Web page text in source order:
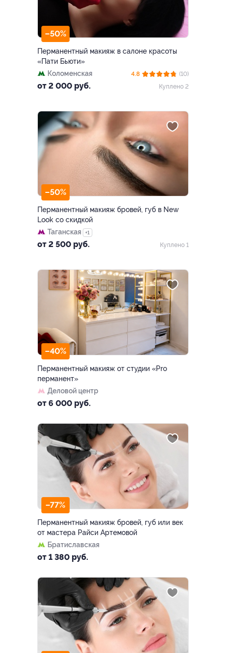
–50%
Перманентный макияж в салоне красоты
«Пати Бьюти»
Коломенская
от 2 000 руб.
4.8
(10)
Куплено 2
–50%
Перманентный макияж бровей, губ в New
Look со скидкой
Таганская
+1
от 2 500 руб. Куплено 1
–40%
Перманентный макияж от студии «Pro
перманент»
Деловой центр
от 6 000 руб.
–77%
Перманентный макияж бровей, губ или век
от мастера Райси Артемовой
Братиславская
от 1 380 руб.